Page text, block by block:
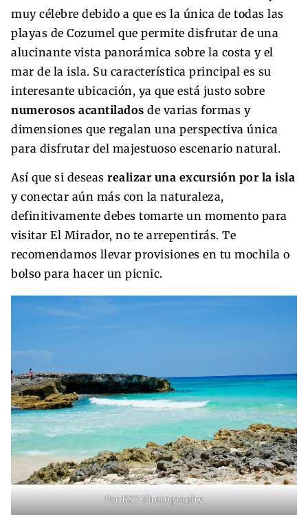
muy célebre debido a que es la única de todas las
playas de Cozumel que permite disfrutar de una
alucinante vista panorámica sobre la costa y el
mar de la isla. Su característica principal es su
interesante ubicación, ya que está justo sobre
numerosos acantilados de varias formas y
dimensiones que regalan una perspectiva única
para disfrutar del majestuoso escenario natural.
Así que si deseas realizar una excursión por la isla
y conectar aún más con la naturaleza,
definitivamente debes tomarte un momento para
visitar El Mirador, no te arrepentirás. Te
recomendamos llevar provisiones en tu mochila o
bolso para hacer un picnic.
PorKSY Photography